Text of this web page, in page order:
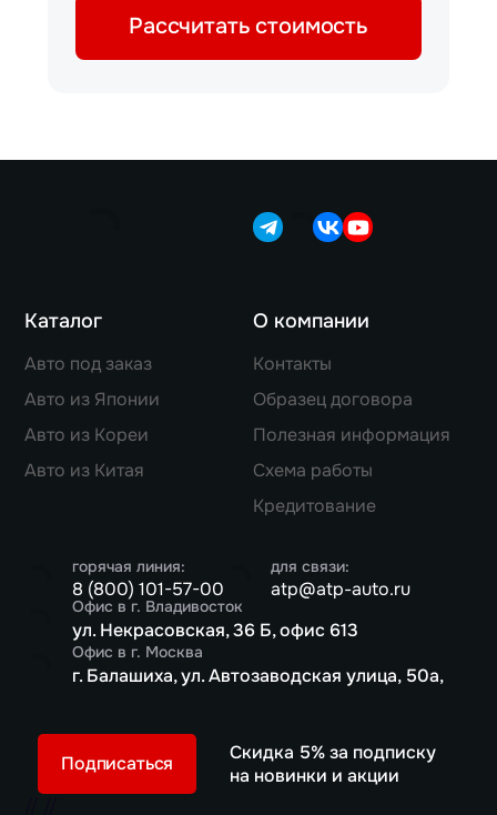
Рассчитать стоимость
Каталог
Авто под заказ
Авто из Японии
Авто из Кореи
Авто из Китая
О компании
Контакты
Образец договора
Полезная информация
Схема работы
Кредитование
горячая линия:
8 (800) 101-57-00
для связи:
atp@atp-auto.ru
Офис в г. Владивосток
ул. Некрасовская, 36 Б, офис 613
Офис в г. Москва
г. Балашиха, ул. Автозаводская улица, 50а,
Скидка 5% за подписку
на новинки и акции
Подписаться